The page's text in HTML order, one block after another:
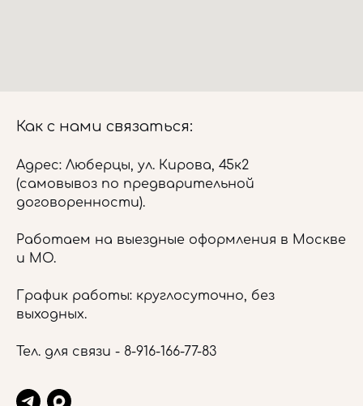
Как с нами связаться:
Адрес: Люберцы, ул. Кирова, 45к2
(самовывоз по предварительной
договоренности).
Работаем на выездные оформления в Москве
и МО.
График работы: круглосуточно, без
выходных.
Тел. для связи - 8-916-166-77-83